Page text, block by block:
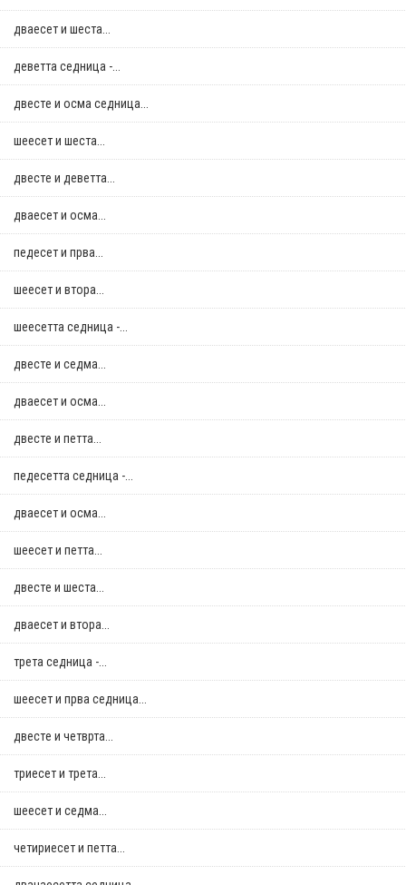
дваесет и шеста...
деветта седница -...
двестe и осма седница...
шеесет и шеста...
двестe и деветта...
дваесет и осма...
педесет и прва...
шеесет и втора...
шеесетта седница -...
двестe и седма...
дваесет и осма...
двестe и петта...
педесетта седница -...
дваесет и осма...
шеесет и петта...
двестe и шеста...
дваесет и втора...
трета седница -...
шеесет и прва седница...
двестe и четврта...
триесет и трета...
шеесет и седма...
четириесет и петта...